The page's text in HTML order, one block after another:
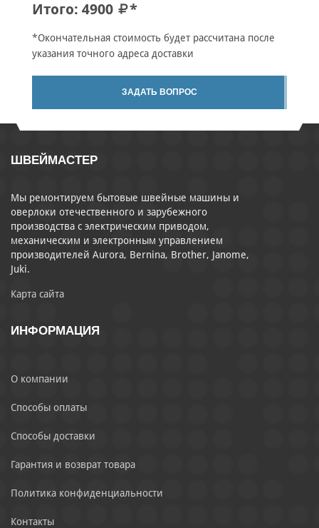
Итого: 4900 *
*Окончательная стоимость будет рассчитана после
указания точного адреса доставки
ЗАДАТЬ ВОПРОС
ШВЕЙМАСТЕР
Мы ремонтируем бытовые швейные машины и
оверлоки отечественного и зарубежного
производства с электрическим приводом,
механическим и электронным управлением
производителей Aurora, Bernina, Brother, Janome,
Juki.
Карта сайта
ИНФОРМАЦИЯ
О компании
Способы оплаты
Способы доставки
Гарантия и возврат товара
Политика конфиденциальности
Контакты